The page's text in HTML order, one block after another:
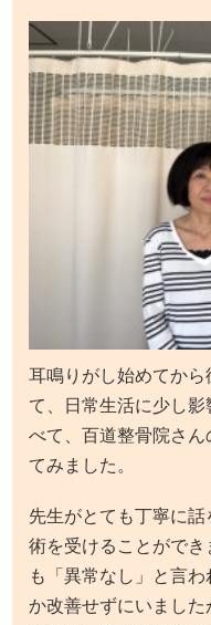
耳鳴りがし始めてか
て、日常生活に少し
べて、百道整骨院さ
てみました。
先生がとても丁寧に
術を受けることがで
も「異常なし」と言
か改善せずにいまし